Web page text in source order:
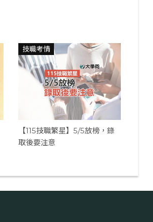
技職考情
【115技職繁星】5/5放榜，錄
取後要注意